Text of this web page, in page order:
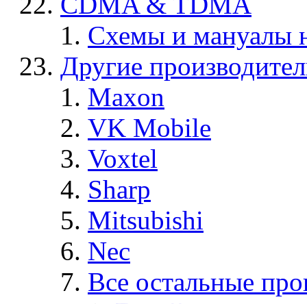
Схемы и мануалы
Другие
Maxon
VK Mobile
Voxtel
Sharp
Mitsubishi
Nec
Все остальные